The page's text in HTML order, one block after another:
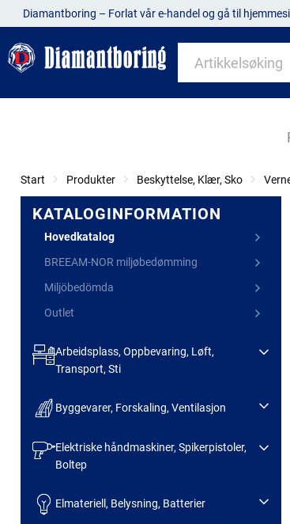
Diamantboring – Forlat vår e-handel og gå til
Start Produkter Beskyttelse, Klær, Sko
KATALOGINFORMATION
Hovedkatalog
BREEAM-NOR miljøbedømming
Miljöbedömda
Outlet
Arbeidsplass, Oppbevaring, Løft,
Transport, Sti
Byggevarer, Forskaling, Ventilasjon
Elektriske håndmaskiner, Spikerpistoler,
Boltep
Elmateriell, Belysning, Batterier